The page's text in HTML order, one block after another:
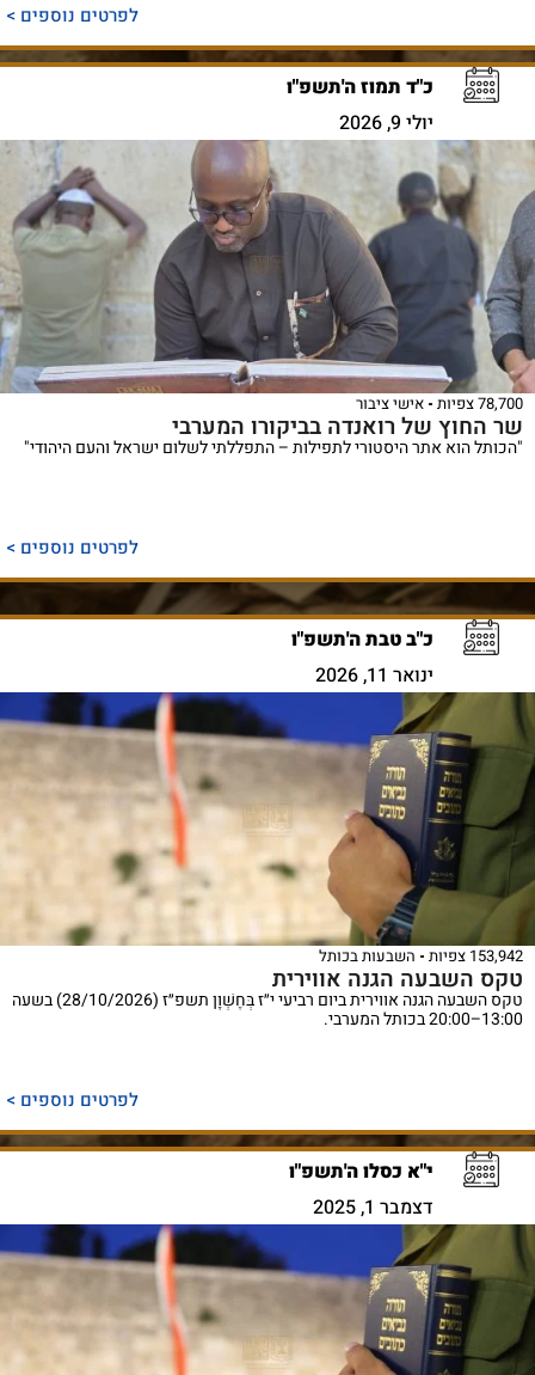
לפרטים נוספים >
כ"ד תמוז ה'תשפ"ו
יולי 9, 2026
78,700 צפיות אישי ציבור
שר החוץ של רואנדה בביקורו המערבי
"הכותל הוא אתר היסטורי לתפילות – התפללתי לשלום ישראל והעם היהודי"
לפרטים נוספים >
כ"ב טבת ה'תשפ"ו
ינואר 11, 2026
153,942 צפיות השבעות בכותל
טקס השבעה הגנה אווירית
טקס השבעה הגנה אווירית ביום רביעי י״ז בְּחֶשְׁוָן תשפ״ז (28/10/2026) בשעה
13:00–20:00 בכותל המערבי.
לפרטים נוספים >
י"א כסלו ה'תשפ"ו
דצמבר 1, 2025